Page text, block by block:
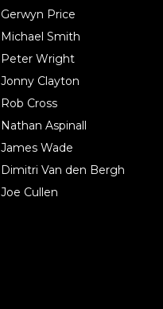
Gerwyn Price
Michael Smith
Peter Wright
Jonny Clayton
Rob Cross
Nathan Aspinall
James Wade
Dimitri Van den Bergh
Joe Cullen